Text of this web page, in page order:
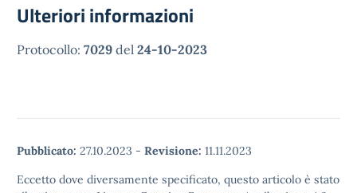
Ulteriori informazioni
Protocollo: 7029 del 24-10-2023
Pubblicato: 27.10.2023 - Revisione: 11.11.2023
Eccetto dove diversamente specificato, questo articolo è stato